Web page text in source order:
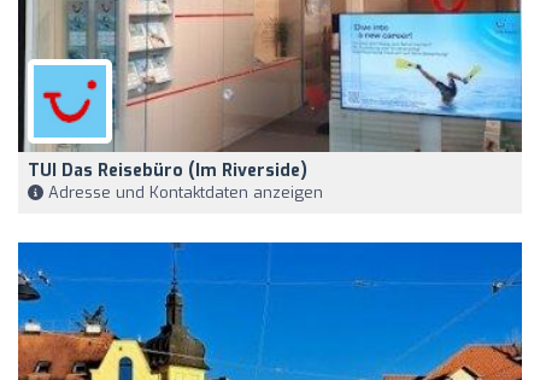
TUI Das Reisebüro (im Riverside)
Adresse und Kontaktdaten anzeigen